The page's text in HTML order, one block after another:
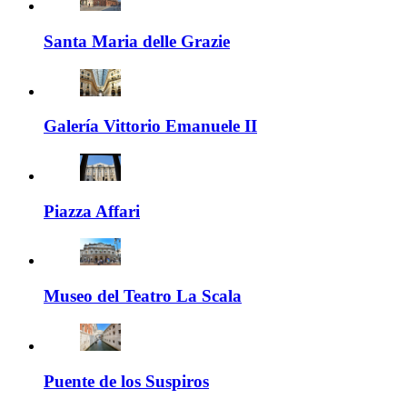
Santa Maria delle Grazie
Galería Vittorio Emanuele II
Piazza Affari
Museo del Teatro La Scala
Puente de los Suspiros